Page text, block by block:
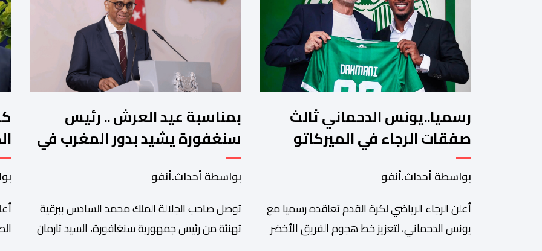
رسميا..يونس الدحماني ثالث
صفقات الرجاء في الميركاتو
الصيفي
بواسطة أحداث.أنفو
أعلن الرجاء الرياضي لكرة القدم تعاقده رسميا مع
يونس الدحماني، لتعزيز خط هجوم الفريق الأخضر
بمناسبة عيد العرش .. رئيس
سنغفورة يشيد بدور المغرب في
تشجيع الحوار بين الأديان
بواسطة أحداث.أنفو
توصل صاحب الجلالة الملك محمد السادس ببرقية
تهنئة من رئيس جمهورية سنغافورة، السيد ثارمان